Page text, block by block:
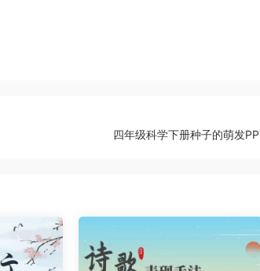
四年级科学下册种子的萌发